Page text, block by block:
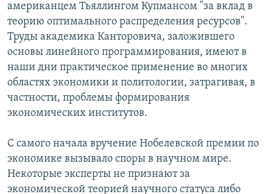
американцем Тьяллингом Купмансом "за вклад в
теорию оптимального распределения ресурсов".
Труды академика Канторовича, заложившего
основы линейного программирования, имеют в
наши дни практическое применение во многих
областях экономики и политологии, затрагивая, в
частности, проблемы формирования
экономических институтов.
С самого начала вручение Нобелевской премии по
экономике вызывало споры в научном мире.
Некоторые эксперты не признают за
экономической теорией научного статуса либо